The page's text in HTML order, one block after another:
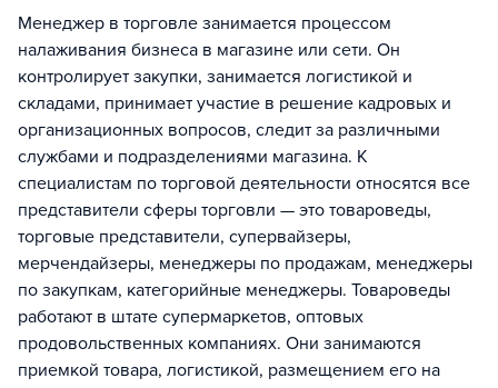
Менеджер в торговле занимается процессом
налаживания бизнеса в магазине или сети. Он
контролирует закупки, занимается логистикой и
складами, принимает участие в решение кадровых и
организационных вопросов, следит за различными
службами и подразделениями магазина. К
специалистам по торговой деятельности относятся все
представители сферы торговли — это товароведы,
торговые представители, супервайзеры,
мерчендайзеры, менеджеры по продажам, менеджеры
по закупкам, категорийные менеджеры. Товароведы
работают в штате супермаркетов, оптовых
продовольственных компаниях. Они занимаются
приемкой товара, логистикой, размещением его на